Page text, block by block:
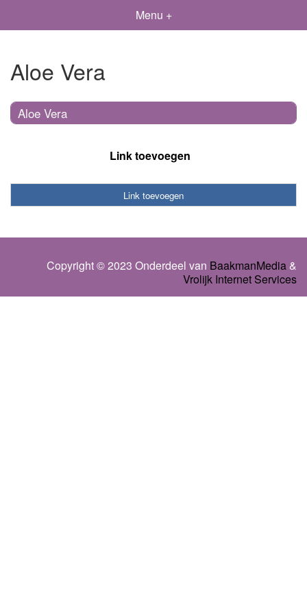
Menu +
Aloe Vera
Aloe Vera
Link toevoegen
Link toevoegen
Copyright © 2023 Onderdeel van BaakmanMedia &
Vrolijk Internet Services